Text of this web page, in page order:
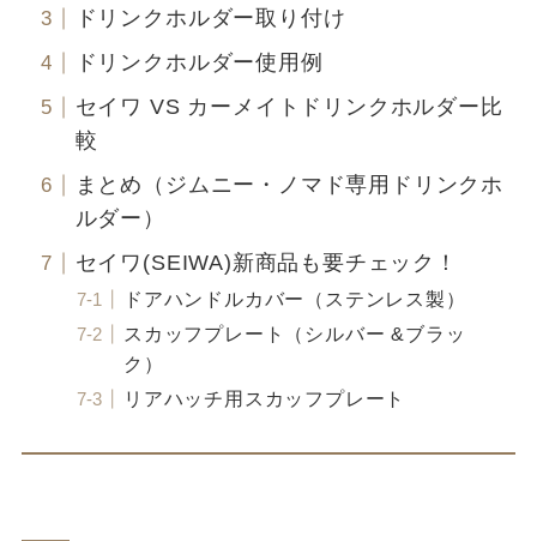
ドリンクホルダー取り付け
ドリンクホルダー使用例
セイワ VS カーメイトドリンクホルダー比
較
まとめ（ジムニー・ノマド専用ドリンクホ
ルダー）
セイワ(SEIWA)新商品も要チェック！
ドアハンドルカバー（ステンレス製）
スカッフプレート（シルバー &ブラッ
ク）
リアハッチ用スカッフプレート